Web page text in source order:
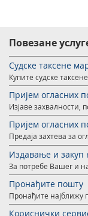
Повезане
Судске таксене
Купите судске
Пријем огласних
Изјаве захвалности,
Пријем огласних
Предајa захтевa за
Издавање и закуп
За потребе Вашег и
Пронађите пошту
Пронађите
Кориснички